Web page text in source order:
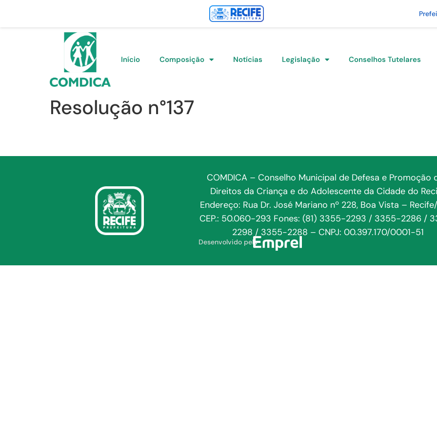
Início Composição Notícias Legislação Conselhos Tutelares
Resolução n°137
COMDICA – Conselho Municipal de Defesa e Promoção
Direitos da Criança e do Adolescente da Cidade do
Endereço: Rua Dr. José Mariano nº 228, Boa Vista –
CEP.: 50.060-293 Fones: (81) 3355-2293 / 3355-2286 /
2298 / 3355-2288 – CNPJ: 00.397.170/0001-51
Desenvolvido pela